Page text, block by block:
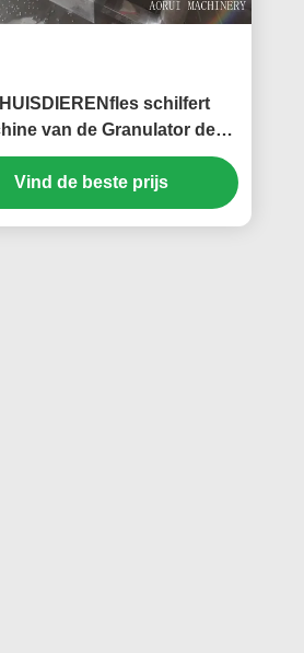
schilfert
van de Granulator de
Plastic Uitdrijving, de
Korrelextruder van de
Kringloopfilm af
Vind de beste prijs